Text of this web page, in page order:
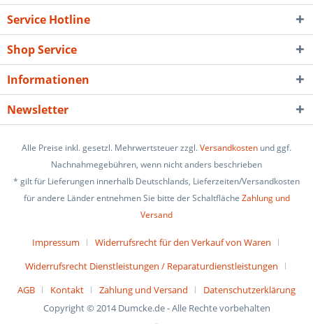
Service Hotline
Shop Service
Informationen
Newsletter
Alle Preise inkl. gesetzl. Mehrwertsteuer zzgl.Versandkosten und ggf.
Nachnahmegebühren, wenn nicht anders beschrieben
* gilt für Lieferungen innerhalb Deutschlands, Lieferzeiten/Versandkosten
für andere Länder entnehmen Sie bitte der Schaltfläche Zahlung und
Versand
Impressum
Widerrufsrecht für den Verkauf von Waren
Widerrufsrecht Dienstleistungen / Reparaturdienstleistungen
AGB
Kontakt Zahlung und Versand
Datenschutzerklärung
Copyright © 2014 Dumcke.de - Alle Rechte vorbehalten